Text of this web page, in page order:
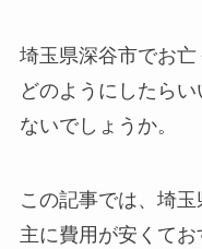
埼玉県深谷市でお
どのようにしたら
ないでしょうか。
この記事では、埼玉
主に費用が安くて